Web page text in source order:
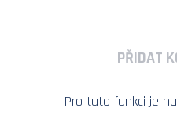
PŘIDAT
Pro tuto funkci je